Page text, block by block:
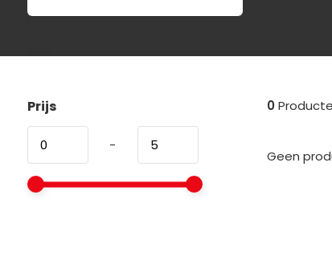
Prijs
-
0
Geen